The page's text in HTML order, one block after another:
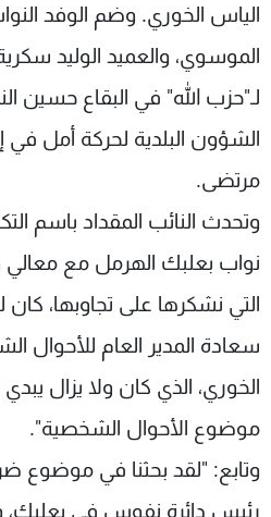
الياس الخوري. وضم الوفد
الموسوي، والعميد الوليد
لـ"حزب الله" في البقاع حسين
الشؤون البلدية لحركة أمل في
مرتضى.
وتحدث النائب المقداد باسم
نواب بعلبك الهرمل مع معالي
التي نشكرها على تجاوبها، كان
سعادة المدير العام للأحوال
الخوري، الذي كان ولا يزال
موضوع الأحوال الشخصية".
وتابع: "لقد بحثنا في موضوع
رئيس دائرة نفوس في بعلبك،
عن MTV
الإنـتـاج
لاعلاناتكم
وظائف
تواصل
شروط
سياسة